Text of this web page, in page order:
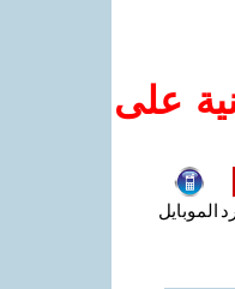
على
الموبايل